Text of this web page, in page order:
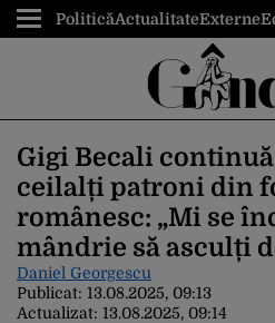
PoliticăActualitateExterne
Gigi Becali
ceilalți patroni din
românesc: „Mi se
mândrie să asculți
Daniel Georgescu
Publicat: 13.08.2025, 09:13
Actualizat: 13.08.2025, 09:14